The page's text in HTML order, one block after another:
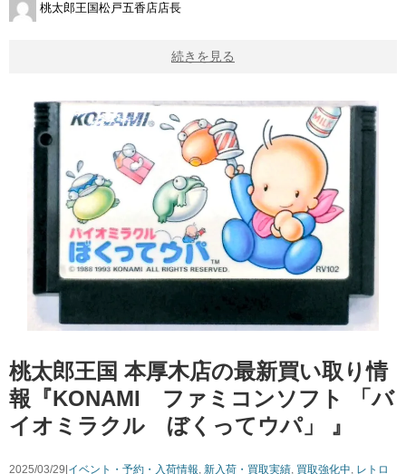
桃太郎王国松戸五香店店長
続きを見る
桃太郎王国 本厚木店の最新買い取り情
報『KONAMI ファミコンソフト 「バ
イオミラクル ぼくってウパ」 』
2025/03/29| イベント・予約・入荷情報, 新入荷・買取実績, 買取強化中, レトロ